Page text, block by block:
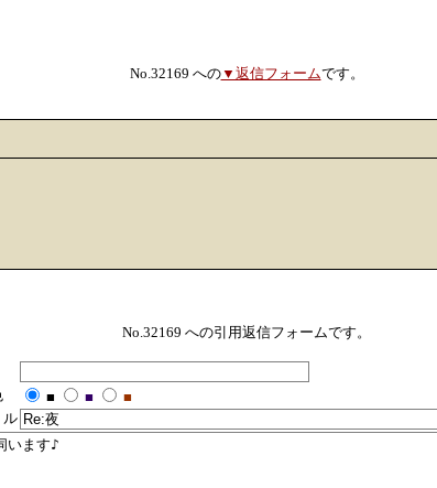
No.32169 への▼返信フォームです。
No.32169 への引用返信フォームです。
■ ■
■
ル